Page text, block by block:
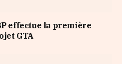
effectue la première
GTA